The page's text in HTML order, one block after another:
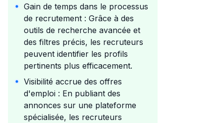
Gain de temps dans le processus
de recrutement : Grâce à des
outils de recherche avancée et
des filtres précis, les recruteurs
peuvent identifier les profils
pertinents plus efficacement.
Visibilité accrue des offres
d'emploi : En publiant des
annonces sur une plateforme
spécialisée, les recruteurs